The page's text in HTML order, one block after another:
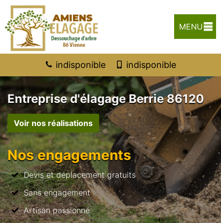
MENU
indisponible indisponible
Entreprise d'élagage Berrie 86120
Voir nos réalisations
Nos engagements
Devis et déplacement gratuits
Sans engagement
Artisan passionné